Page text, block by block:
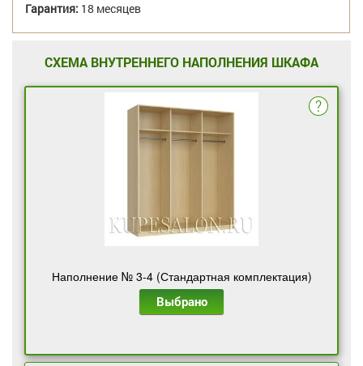
Гарантия: 18 месяцев
СХЕМА ВНУТРЕННЕГО НАПОЛНЕНИЯ ШКАФА
Наполнение № 3-4 (Стандартная комплектация)
Выбрано